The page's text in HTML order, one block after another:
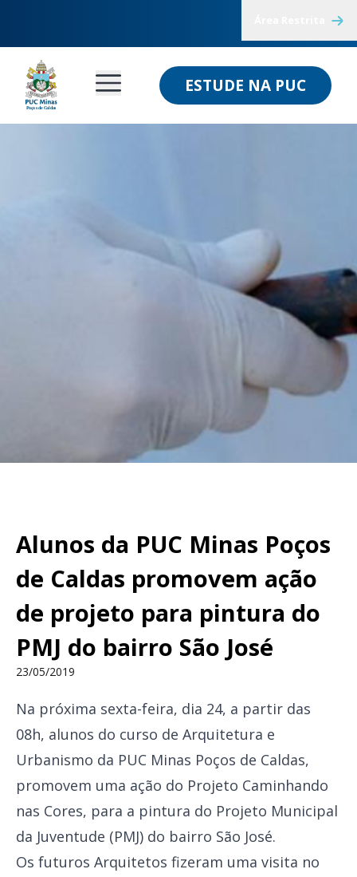
ESTUDE NA PUC
Alunos da PUC Minas Poços
de Caldas promovem ação
de projeto para pintura do
PMJ do bairro São José
23/05/2019
Na próxima sexta-feira, dia 24, a partir das
08h, alunos do curso de Arquitetura e
Urbanismo da PUC Minas Poços de Caldas,
promovem uma ação do Projeto Caminhando
nas Cores, para a pintura do Projeto Municipal
da Juventude (PMJ) do bairro São José.
Os futuros Arquitetos fizeram uma visita no